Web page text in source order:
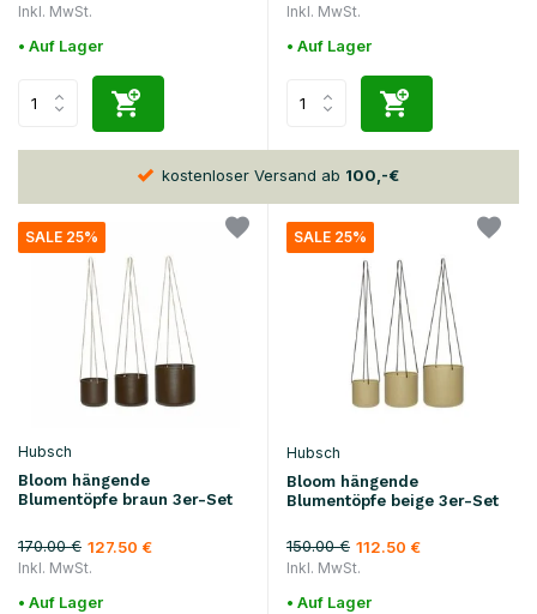
Inkl. MwSt.
• Auf Lager
Inkl. MwSt.
• Auf Lager
30 Tage Rückgaberecht
SALE 25%
Hubsch
Bloom hängende
Blumentöpfe braun 3er-Set
170.00 € 127.50 €
Inkl. MwSt.
• Auf Lager
SALE 25%
Hubsch
Bloom hängende
Blumentöpfe beige 3er-Set
150.00 € 112.50 €
Inkl. MwSt.
• Auf Lager